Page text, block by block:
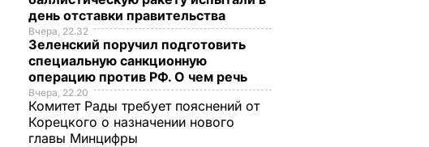
день отставки правительства
Вчера, 22.32
Зеленский поручил подготовить
специальную санкционную
операцию против РФ. О чем речь
Вчера, 22.20
Комитет Рады требует пояснений от
Корецкого о назначении нового
главы Минцифры